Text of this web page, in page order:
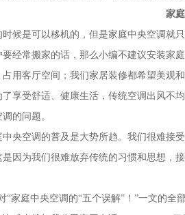
家
候是可以移机的，但是家庭中央空调就
经常搬家的话，那么小编不建议安装家
用客厅空间；我们家居装修都希望美观
享受舒适、健康生活，传统空调出风不
的问题。
央空调的普及是大势所趋。我们很难接
因为我们很难放弃传统的习惯和思想，
“家庭中央空调的“五个误解”！”一文的